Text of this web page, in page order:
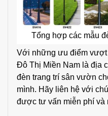
Tổng hợp các mẫu
Với những ưu điểm vượt
Đô Thị Miền Nam là địa
đèn trang trí sân vườn
mình. Hãy liên hệ với
được tư vấn miễn phí và